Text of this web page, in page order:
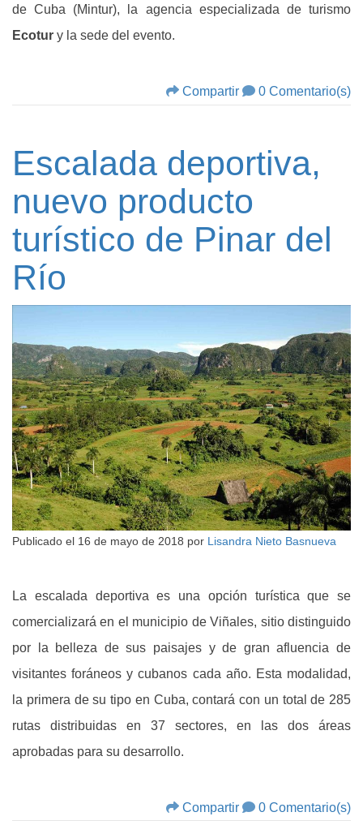
de Cuba (Mintur), la agencia especializada de turismo
Ecotur y la sede del evento.
Compartir 0 Comentario(s)
Escalada deportiva,
nuevo producto
turístico de Pinar del
Río
Publicado el 16 de mayo de 2018 por Lisandra Nieto Basnueva
La escalada deportiva es una opción turística que se
comercializará en el municipio de Viñales, sitio distinguido
por la belleza de sus paisajes y de gran afluencia de
visitantes foráneos y cubanos cada año. Esta modalidad,
la primera de su tipo en Cuba, contará con un total de 285
rutas distribuidas en 37 sectores, en las dos áreas
aprobadas para su desarrollo.
Compartir 0 Comentario(s)